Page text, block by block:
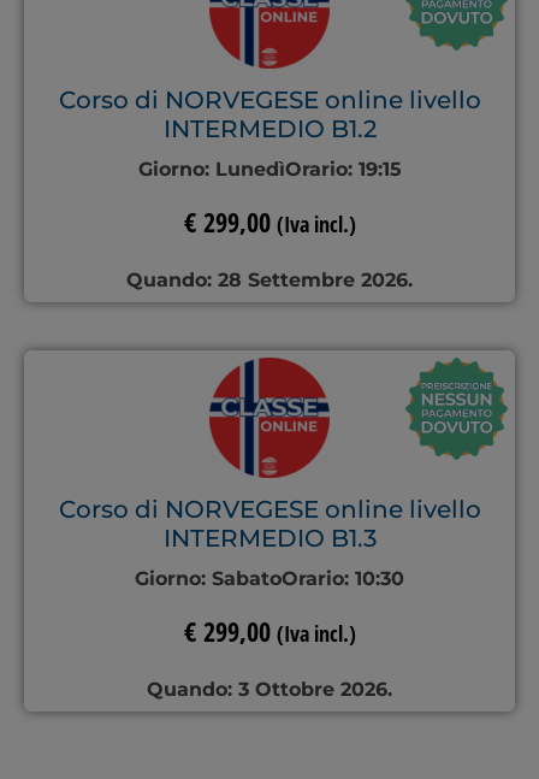
Corso di NORVEGESE online livello
INTERMEDIO B1.2
Giorno:LunedìOrario:19:15
€299,00 (Iva incl.)
Quando: 28 Settembre 2026.
Corso di NORVEGESE online livello
INTERMEDIO B1.3
Giorno: SabatoOrario: 10:30
€299,00 (Iva incl.)
Quando: 3 Ottobre 2026.